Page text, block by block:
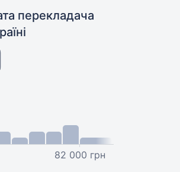
перекладача
82 000 грн